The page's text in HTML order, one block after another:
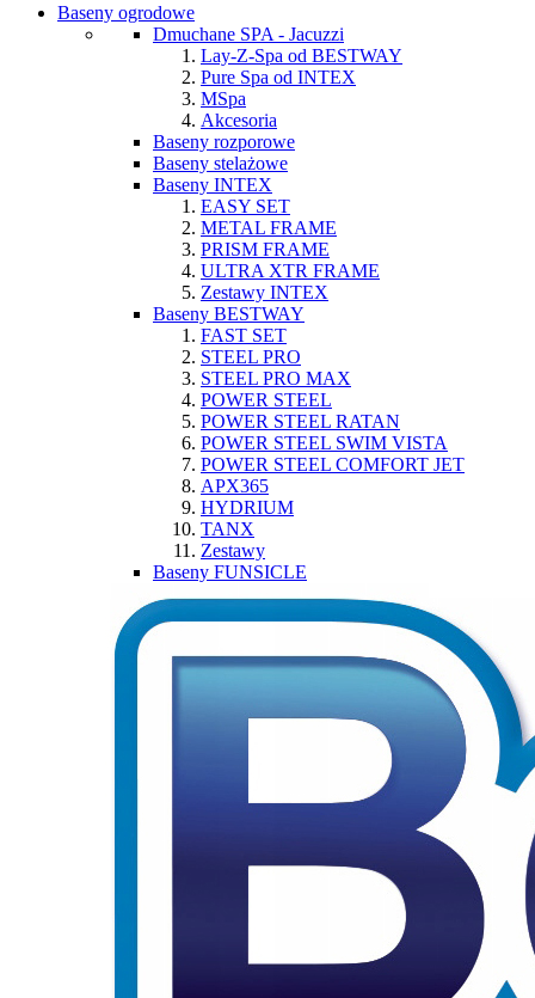
Baseny ogrodowe
Dmuchane SPA - Jacuzzi
Lay-Z-Spa od BESTWAY
Pure Spa od INTEX
MSpa
Akcesoria
Baseny rozporowe
Baseny stelażowe
Baseny INTEX
EASY SET
METAL FRAME
PRISM FRAME
ULTRA XTR FRAME
Zestawy INTEX
Baseny BESTWAY
FAST SET
STEEL PRO
STEEL PRO MAX
POWER STEEL
POWER STEEL RATAN
POWER STEEL SWIM VISTA
POWER STEEL COMFORT JET
APX365
HYDRIUM
TANX
Zestawy
Baseny FUNSICLE